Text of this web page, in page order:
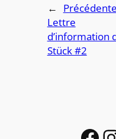
←
Lettre
d’information
Stück #2